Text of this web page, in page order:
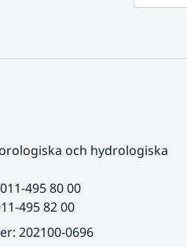
och hydrologiska
495 80 00
495 82 00
202100-0696